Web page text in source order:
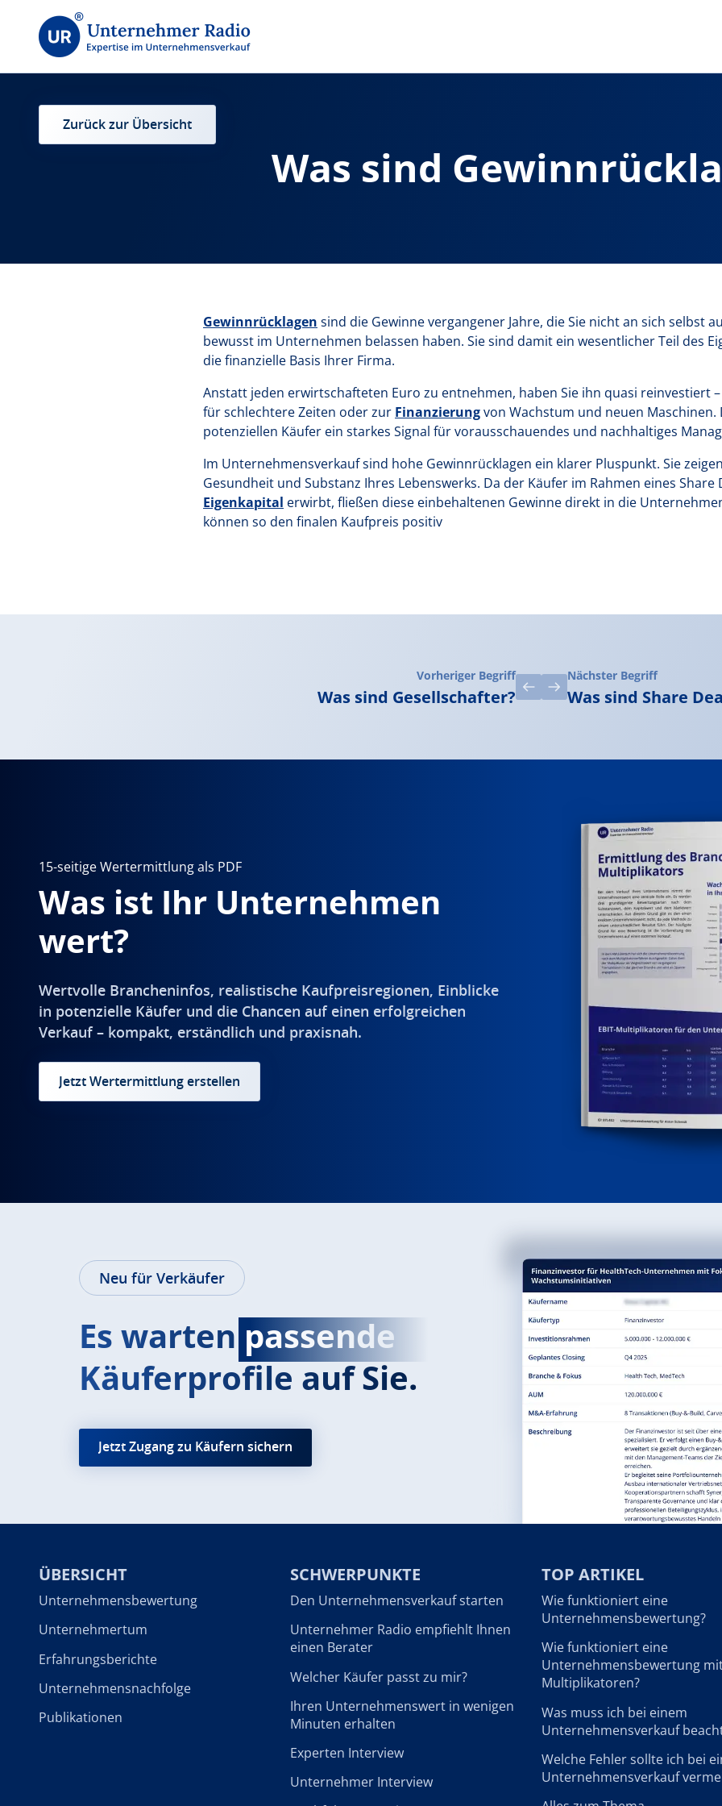
Zurück zur Übersicht
Was sind
Gewinnrücklagen sind die Gewinne vergangener Jahre, die Sie nicht an sich selbst
bewusst im Unternehmen belassen haben. Sie sind damit ein wesentlicher Teil des
die finanzielle Basis Ihrer Firma.
Anstatt jeden erwirtschafteten Euro zu entnehmen, haben Sie ihn quasi reinvestiert
für schlechtere Zeiten oder zur Finanzierungvon Wachstum und neuen Maschinen.
potenziellen Käufer ein starkes Signal für vorausschauendes und nachhaltiges
Im Unternehmensverkauf sind hohe Gewinnrücklagen ein klarer Pluspunkt. Sie
Gesundheit und Substanz Ihres Lebenswerks. Da der Käufer im Rahmen eines Share
Eigenkapital erwirbt, fließen diese einbehaltenen Gewinne direkt in die
können so den finalen Kaufpreis positiv
Vorheriger Begriff
Was sind Gesellschafter?
Nächster Begriff
Was sind Share
15-seitige Wertermittlung als PDF
Was ist Ihr Unternehmen
wert?
Wertvolle Brancheninfos, realistische Kaufpreisregionen, Einblicke
in potenzielle Käufer und die Chancen auf einen erfolgreichen
Verkauf – kompakt, erständlich und praxisnah.
Jetzt Wertermittlung erstellen
Neu für Verkäufer
Es warten passende
Käuferprofile auf Sie.
Jetzt Zugang zu Käufern sichern
ÜBERSICHT
Unternehmensbewertung
Unternehmertum
Erfahrungsberichte
Unternehmensnachfolge
Publikationen
SCHWERPUNKTE
Den Unternehmensverkauf starten
Unternehmer Radio empfiehlt Ihnen
einen Berater
Welcher Käufer passt zu mir?
Ihren Unternehmenswert in wenigen
Minuten erhalten
Experten Interview
Unternehmer Interview
TOP ARTIKEL
Wie funktioniert eine
Unternehmensbewertung?
Wie funktioniert eine
Unternehmensbewertung
Multiplikatoren?
Was muss ich bei einem
Unternehmensverkauf
Welche Fehler sollte ich bei
Unternehmensverkauf